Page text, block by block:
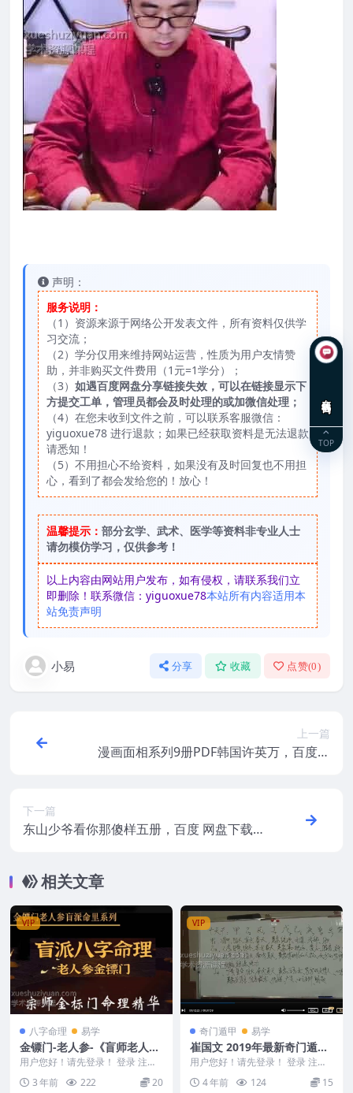
声明：
服务说明：
（1）资源来源于网络公开发表文件，所有资料仅供学
习交流；
（2）学分仅用来维持网站运营，性质为用户友情赞
助，并非购买文件费用（1元=1学分）；
（3） 如遇百度网盘分享链接失效，可以在链接显示下
方提交工单，管理员都会及时处理的或加微信处理；
（4）在您未收到文件之前，可以联系客服微信：
yiguoxue78 进行退款；如果已经获取资料是无法退款
请悉知！
（5）不用担心不给资料，如果没有及时回复也不用担
心，看到了都会发给您的！放心！
温馨提示： 部分玄学、武术、医学等资料非专业人士
请勿模仿学习，仅供参考！
以上内容由网站用户发布，如有侵权，请联系我们立
即删除！联系微信：yiguoxue78本站所有内容适用本
站免责声明
小易 分享 收藏 点赞(0)
上一篇
漫画面相系列9册PDF韩国许英万，百度网
下一篇
东山少爷看你那傻样五册，百度 网盘下载，
相关文章
VIP
八字命理 易学
金镖门-老人参-《盲师老人参
宗师金标门命理精华案例剖
析》上课集锦 高清235页
用户您好！请先登录！ 登录 注册
金镖门-老人参-《盲师老人参宗师
金标门命理精华...
3 年前 222 20
VIP
奇门遁甲 易学
崔国文 2019年最新奇门遁甲
研修班面授（视频）崔国文奇
门遁甲
用户您好！请先登录！ 登录 注册
崔教授-19最新研修班面授（视
频）崔国文教授-...
4 年前 124 15
TOP